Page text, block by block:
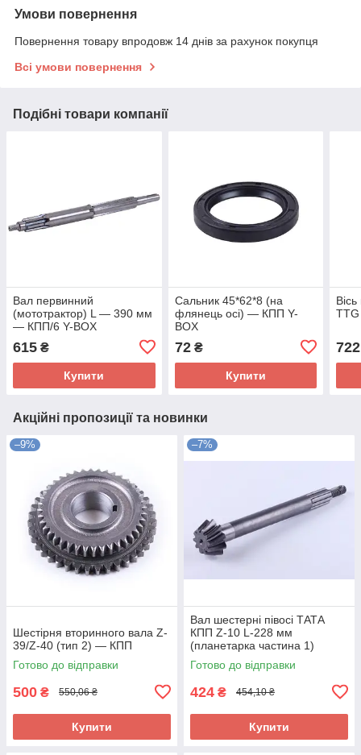
Умови повернення
Повернення товару впродовж 14 днів за рахунок покупця
Всі умови повернення
Подібні товари компанії
Вал первинний
(мототрактор) L — 390 мм
— КПП/6 Y-BOX
615 ₴
Купити
Сальник 45*62*8 (на
флянець осі) — КПП Y-
BOX
72₴
Купити
722
Акційні пропозиції та новинки
–9%
Шестірня вторинного вала Z-
39/Z-40 (тип 2) — КПП
Готово до відправки
500 ₴ 550,06 ₴
Купити
–7%
Вал шестерні півосі ТАТА
КПП Z-10 L-228 мм
(планетарка частина 1)
Готово до відправки
424 ₴ 454,10 ₴
Купити